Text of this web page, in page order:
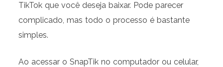
TikTok que você deseja baixar. Pode parecer
complicado, mas todo o processo é bastante
simples.
Ao acessar o SnapTik no computador ou celular,